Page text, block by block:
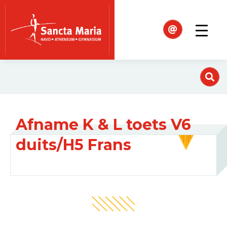
Afname K & L toets V6
duits/H5 Frans